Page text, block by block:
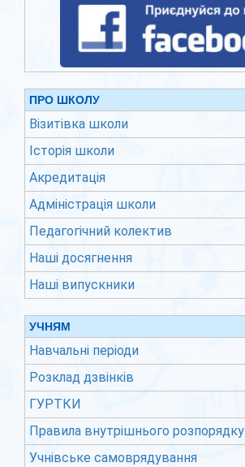
ПРО ШКОЛУ
Візитівка школи
Історія школи
Акредитація
Адміністрація школи
Педагогічний колектив
Наші досягнення
Наші випускники
УЧНЯМ
Навчальні періоди
Розклад дзвінків
ГУРТКИ
Правила внутрішнього розпорядку
Учнівське самоврядування